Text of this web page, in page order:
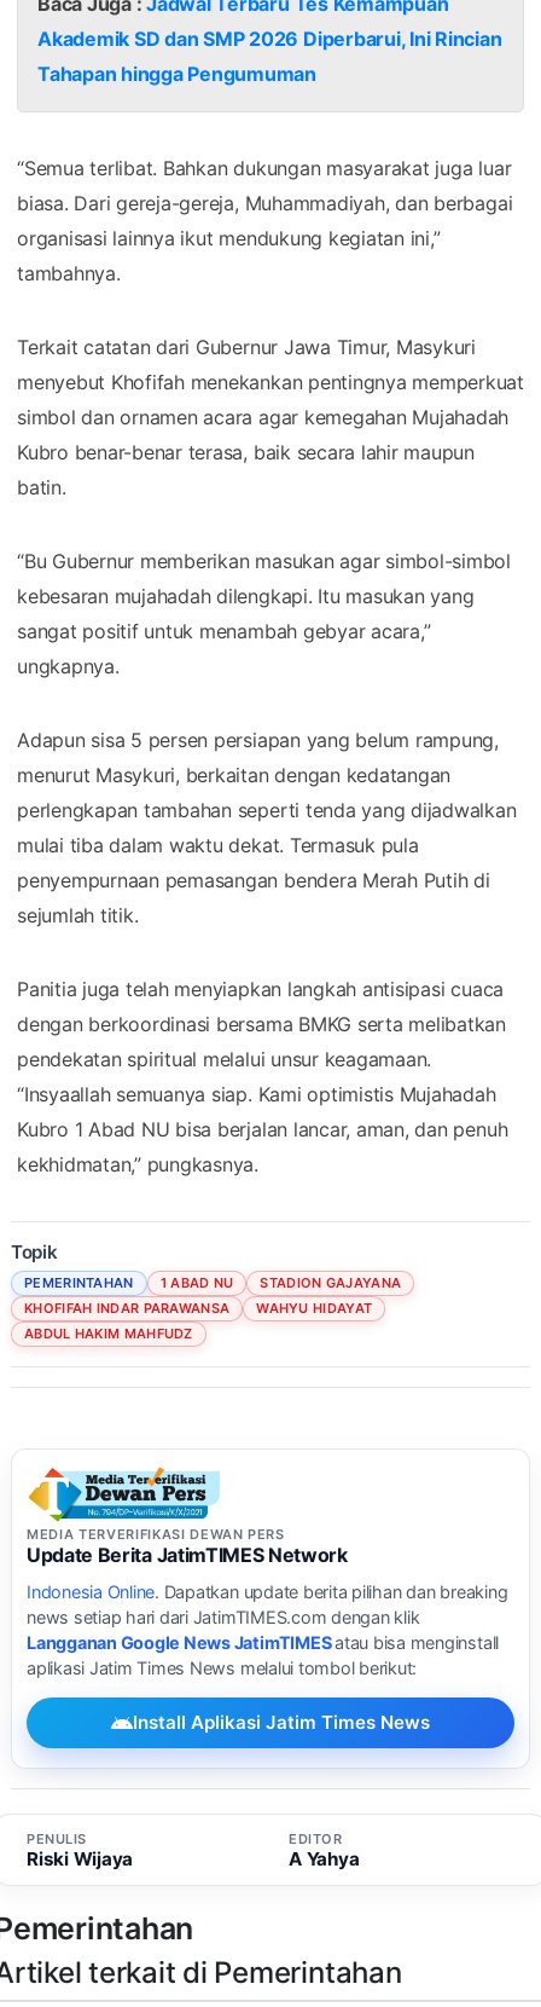
Akademik SD dan SMP 2026 Diperbarui, Ini Rincian
Tahapan hingga Pengumuman
“Semua terlibat. Bahkan dukungan masyarakat juga luar
biasa. Dari gereja-gereja, Muhammadiyah, dan berbagai
organisasi lainnya ikut mendukung kegiatan ini,”
tambahnya.
Terkait catatan dari Gubernur Jawa Timur, Masykuri
menyebut Khofifah menekankan pentingnya memperkuat
simbol dan ornamen acara agar kemegahan Mujahadah
Kubro benar-benar terasa, baik secara lahir maupun
batin.
“Bu Gubernur memberikan masukan agar simbol-simbol
kebesaran mujahadah dilengkapi. Itu masukan yang
sangat positif untuk menambah gebyar acara,”
ungkapnya.
Adapun sisa 5 persen persiapan yang belum rampung,
menurut Masykuri, berkaitan dengan kedatangan
perlengkapan tambahan seperti tenda yang dijadwalkan
mulai tiba dalam waktu dekat. Termasuk pula
penyempurnaan pemasangan bendera Merah Putih di
sejumlah titik.
Panitia juga telah menyiapkan langkah antisipasi cuaca
dengan berkoordinasi bersama BMKG serta melibatkan
pendekatan spiritual melalui unsur keagamaan.
“Insyaallah semuanya siap. Kami optimistis Mujahadah
Kubro 1 Abad NU bisa berjalan lancar, aman, dan penuh
kekhidmatan,” pungkasnya.
Topik
PEMERINTAHAN 1 ABAD NU
STADION GAJAYANA
KHOFIFAH INDAR PARAWANSA
WAHYU HIDAYAT
ABDUL HAKIM MAHFUDZ
MEDIA TERVERIFIKASI DEWAN PERS
Update Berita JatimTIMES Network
Indonesia Online. Dapatkan update berita pilihan dan breaking
news setiap hari dari JatimTIMES.com dengan klik
Langganan Google News JatimTIMESatau bisa menginstall
aplikasi Jatim Times News melalui tombol berikut:
Install Aplikasi Jatim Times News
PENULIS
Riski Wijaya
EDITOR
A Yahya
terkait di Pemerintahan